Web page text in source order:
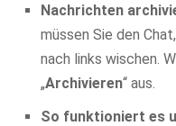
Nachrichten
müssen Sie den
nach links wischen.
„Archivieren“ aus.
So funktioniert es